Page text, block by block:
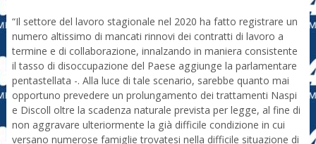
“Il settore del lavoro stagionale nel 2020 ha fatto registrare un
numero altissimo di mancati rinnovi dei contratti di lavoro a
termine e di collaborazione, innalzando in maniera consistente
il tasso di disoccupazione del Paese aggiunge la parlamentare
pentastellata -. Alla luce di tale scenario, sarebbe quanto mai
opportuno prevedere un prolungamento dei trattamenti Naspi
e Discoll oltre la scadenza naturale prevista per legge, al fine di
non aggravare ulteriormente la già difficile condizione in cui
versano numerose famiglie trovatesi nella difficile situazione di